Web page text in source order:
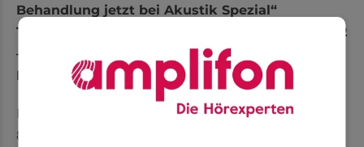
Behandlung jetzt bei Akustik Spezial“
Tinus-Beratungstag am Mittwoch, den 02.11.2022
– „Tinus – Entdecken Sie die innovative
Einschlafhilfe bei Tinnitus“
Bitte vereinbaren Sie Ihren Termin unter 069 – 133
850 80.